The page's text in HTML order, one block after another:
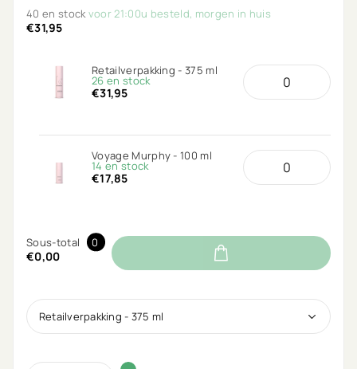
40 en stockvoor 21:00u besteld, morgen in huis
€31,95
Retailverpakking - 375 ml
26 en stock
€31,95
Voyage Murphy - 100 ml
14 en stock
€17,85
Sous-total 0
€0,00